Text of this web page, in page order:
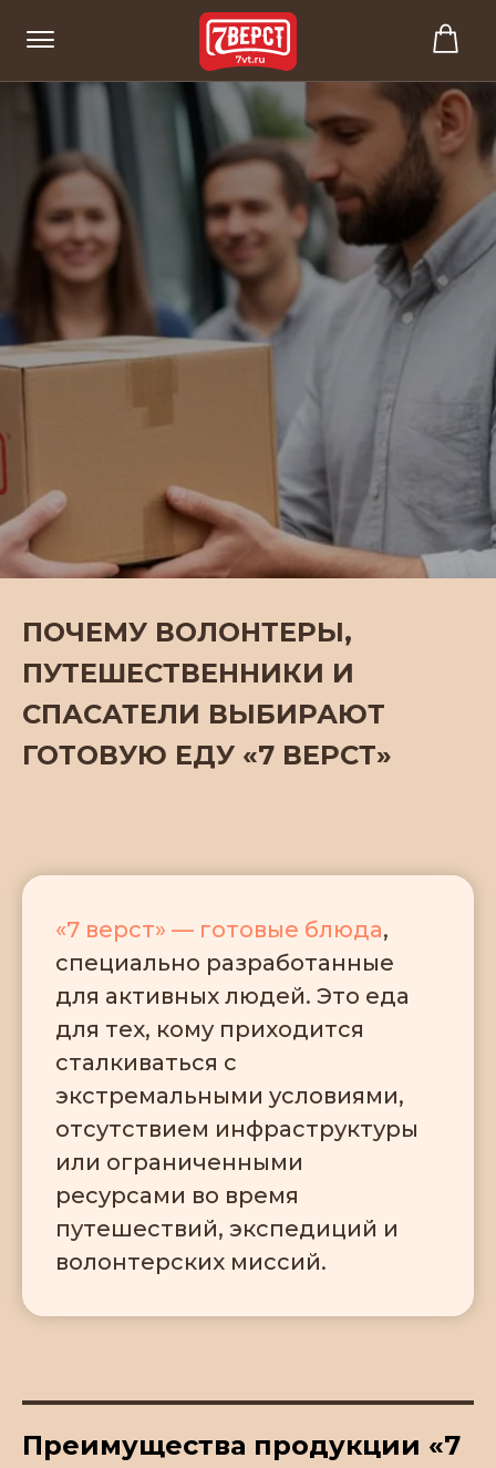
ПОЧЕМУ ВОЛОНТЕРЫ,
ПУТЕШЕСТВЕННИКИ И
СПАСАТЕЛИ ВЫБИРАЮТ
ГОТОВУЮ ЕДУ «7 ВЕРСТ»
«7 верст» — готовые блюда,
специально разработанные
для активных людей. Это еда
для тех, кому приходится
сталкиваться с
экстремальными условиями,
отсутствием инфраструктуры
или ограниченными
ресурсами во время
путешествий, экспедиций и
волонтерских миссий.
Преимущества продукции «7